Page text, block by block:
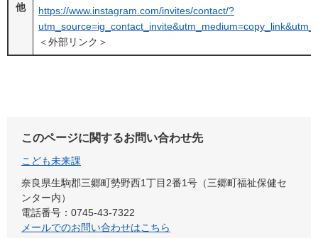
他
https://www.instagram.com/invites/contact/?
＜外部リンク＞
このページに関するお問い合わせ先
こども未来課
奈良県生駒郡三郷町勢野西1丁目2番1号（三郷町福祉保健セ
ンター内）
電話番号：0745-43-7322
メールでのお問い合わせはこちら